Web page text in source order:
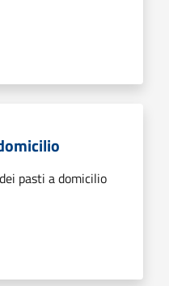
pasti a domicilio